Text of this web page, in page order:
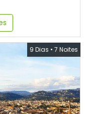
9 Dias • 7 Noites